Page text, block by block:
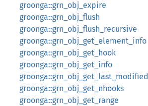
groonga::grn_obj_expire
groonga::grn_obj_flush
groonga::grn_obj_flush_recursive
groonga::grn_obj_get_element_info
groonga::grn_obj_get_hook
groonga::grn_obj_get_info
groonga::grn_obj_get_last_modified
groonga::grn_obj_get_nhooks
groonga::grn_obj_get_range